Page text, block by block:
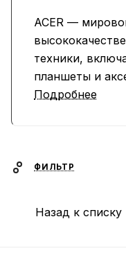
ACER —
техники,
планшеты и
сочетают
предлагает
продукции.
Подробнее
ФИЛЬТР
Назад к списку